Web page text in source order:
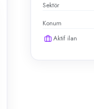
Sektör
Konum
Aktif ilan